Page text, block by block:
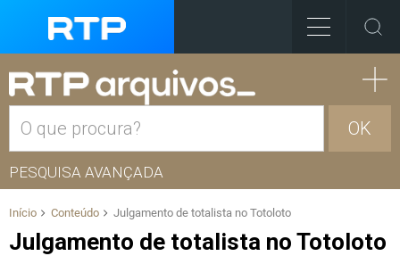
OK
PESQUISA AVANÇADA
Início Conteúdo Julgamento de totalista no Totoloto
Julgamento de totalista no Totoloto